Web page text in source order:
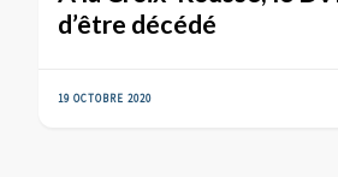
d’être décédé
19 OCTOBRE 2020